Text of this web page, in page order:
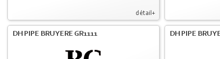
détail+
DH PIPE BRUYERE GR1111 DH PIPE